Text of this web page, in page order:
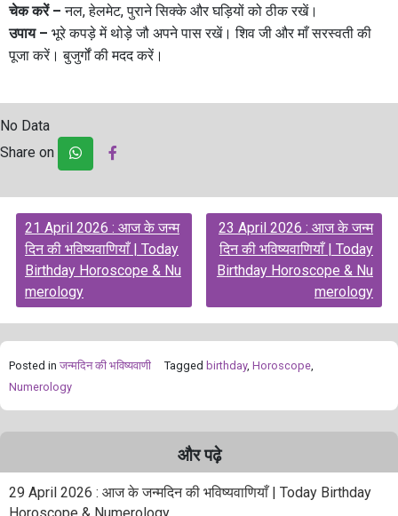
चेक करें – नल, हेलमेट, पुराने सिक्के और घड़ियों को ठीक रखें।
उपाय – भूरे कपड़े में थोड़े जौ अपने पास रखें। शिव जी और माँ सरस्वती की
पूजा करें। बुजुर्गों की मदद करें।
No Data
Share on
Post
navigation
21 April 2026 : आज के जन्म
दिन की भविष्यवाणियाँ | Today
Birthday Horoscope & Nu
merology
23 April 2026 : आज के जन्म
दिन की भविष्यवाणियाँ | Today
Birthday Horoscope & Nu
merology
Posted in जन्मदिन की भविष्यवाणी Tagged birthday, Horoscope,
Numerology
और पढ़े
29 April 2026 : आज के जन्मदिन की भविष्यवाणियाँ | Today Birthday